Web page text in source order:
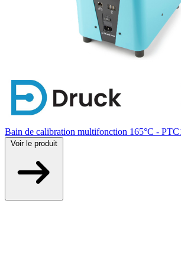
Bain de calibration multifonction 165°C -
Voir le produit